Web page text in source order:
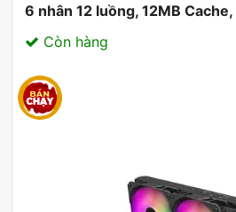
6 nhân 12 luồng, 12MB
hãng 03/2025
Còn hàng